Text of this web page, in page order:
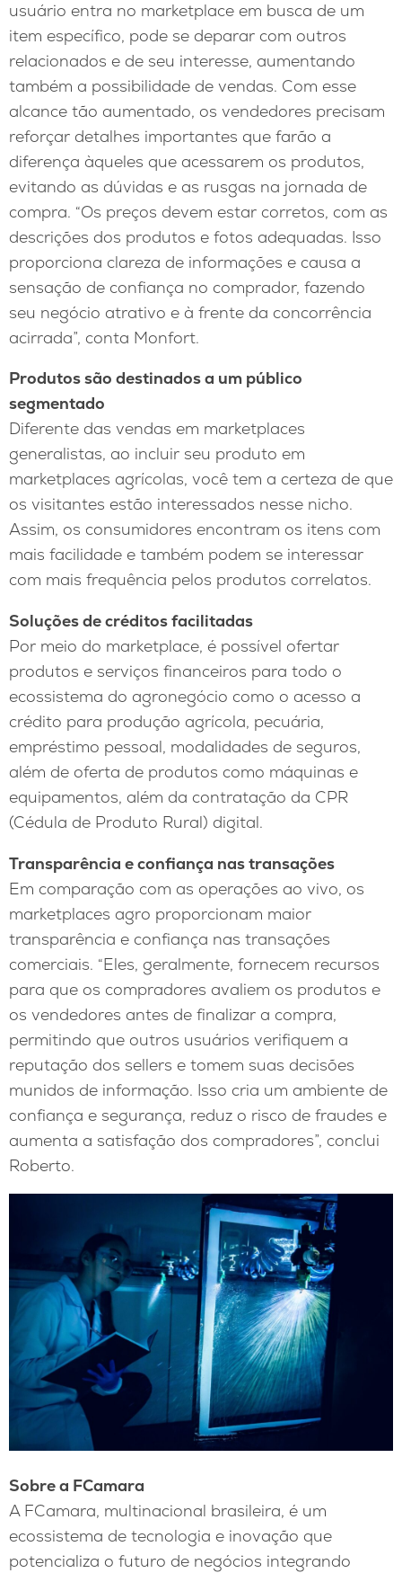
usuário entra no marketplace em busca de um
item específico, pode se deparar com outros
relacionados e de seu interesse, aumentando
também a possibilidade de vendas. Com esse
alcance tão aumentado, os vendedores precisam
reforçar detalhes importantes que farão a
diferença àqueles que acessarem os produtos,
evitando as dúvidas e as rusgas na jornada de
compra. “Os preços devem estar corretos, com as
descrições dos produtos e fotos adequadas. Isso
proporciona clareza de informações e causa a
sensação de confiança no comprador, fazendo
seu negócio atrativo e à frente da concorrência
acirrada”, conta Monfort.
Produtos são destinados a um público
segmentado
Diferente das vendas em marketplaces
generalistas, ao incluir seu produto em
marketplaces agrícolas, você tem a certeza de que
os visitantes estão interessados nesse nicho.
Assim, os consumidores encontram os itens com
mais facilidade e também podem se interessar
com mais frequência pelos produtos correlatos.
Soluções de créditos facilitadas
Por meio do marketplace, é possível ofertar
produtos e serviços financeiros para todo o
ecossistema do agronegócio como o acesso a
crédito para produção agrícola, pecuária,
empréstimo pessoal, modalidades de seguros,
além de oferta de produtos como máquinas e
equipamentos, além da contratação da CPR
(Cédula de Produto Rural) digital.
Transparência e confiança nas transações
Em comparação com as operações ao vivo, os
marketplaces agro proporcionam maior
transparência e confiança nas transações
comerciais. “Eles, geralmente, fornecem recursos
para que os compradores avaliem os produtos e
os vendedores antes de finalizar a compra,
permitindo que outros usuários verifiquem a
reputação dos sellers e tomem suas decisões
munidos de informação. Isso cria um ambiente de
confiança e segurança, reduz o risco de fraudes e
aumenta a satisfação dos compradores”, conclui
Roberto.
Sobre a FCamara
A FCamara, multinacional brasileira, é um
ecossistema de tecnologia e inovação que
potencializa o futuro de negócios integrando